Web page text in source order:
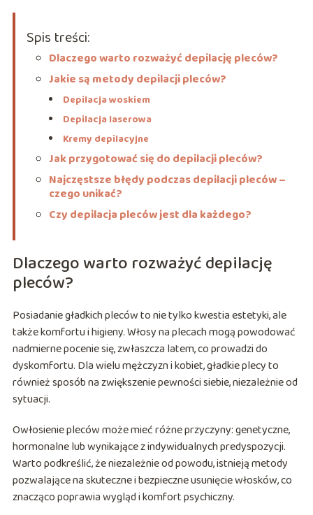
Spis treści:
Dlaczego warto rozważyć depilację pleców?
Jakie są metody depilacji pleców?
Depilacja woskiem
Depilacja laserowa
Kremy depilacyjne
Jak przygotować się do depilacji pleców?
Najczęstsze błędy podczas depilacji pleców –
czego unikać?
Czy depilacja pleców jest dla każdego?
Dlaczego warto rozważyć depilację
pleców?
Posiadanie gładkich pleców to nie tylko kwestia estetyki, ale
także komfortu i higieny. Włosy na plecach mogą powodować
nadmierne pocenie się, zwłaszcza latem, co prowadzi do
dyskomfortu. Dla wielu mężczyzn i kobiet, gładkie plecy to
również sposób na zwiększenie pewności siebie, niezależnie od
sytuacji.
Owłosienie pleców może mieć różne przyczyny: genetyczne,
hormonalne lub wynikające z indywidualnych predyspozycji.
Warto podkreślić, że niezależnie od powodu, istnieją metody
pozwalające na skuteczne i bezpieczne usunięcie włosków, co
znacząco poprawia wygląd i komfort psychiczny.